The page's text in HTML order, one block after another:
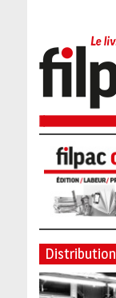
Distribution